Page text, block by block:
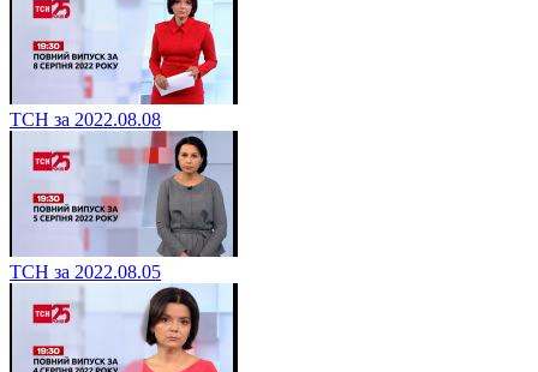
ТСН за 2022.08.08
ТСН за 2022.08.05